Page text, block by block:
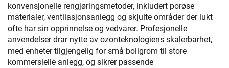
konvensjonelle rengjøringsmetoder, inkludert porøse
materialer, ventilasjonsanlegg og skjulte områder der lukt
ofte har sin opprinnelse og vedvarer. Profesjonelle
anvendelser drar nytte av ozonteknologiens skalerbarhet,
med enheter tilgjengelig for små boligrom til store
kommersielle anlegg, og sikrer passende